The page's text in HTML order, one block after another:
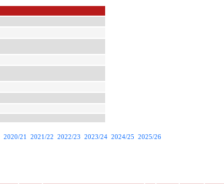
2020/21 2021/22 2022/23 2023/24 2024/25 2025/26